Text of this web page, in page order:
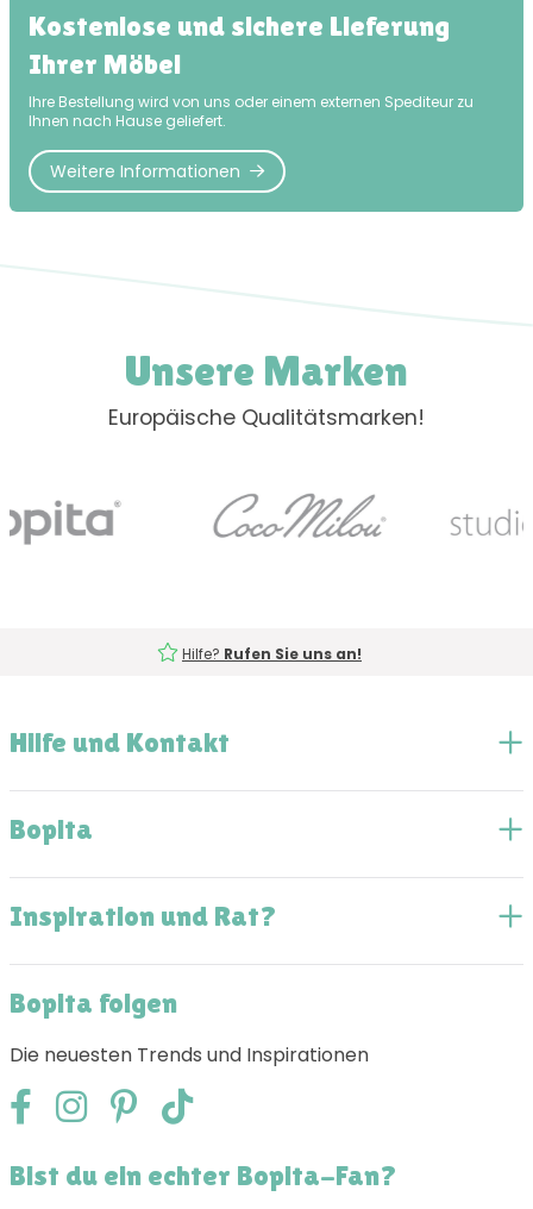
Kostenlose und sichere Lieferung
Ihrer Möbel
Ihre Bestellung wird von uns oder einem externen Spediteur zu
Ihnen nach Hause geliefert.
Weitere Informationen
Unsere Marken
Europäische Qualitätsmarken!
Hilfe? Rufen Sie uns an!
Hilfe und Kontakt
Bopita
Inspiration und Rat?
Bopita folgen
Die neuesten Trends und Inspirationen
Bist du ein echter Bopita-Fan?